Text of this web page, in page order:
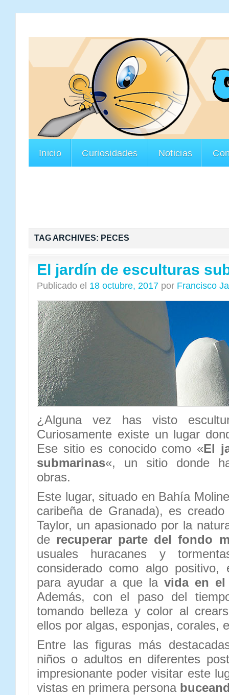
Inicio Curiosidades Noticias
TAG ARCHIVES: PECES
El jardín de esculturas
Publicado el 18 octubre, 2017 por Francisco
¿Alguna vez has visto
Curiosamente existe un lugar
Ese sitio es conocido como «El
submarinas«, un sitio donde
obras.
Este lugar, situado en Bahía
caribeña de Granada), es
Taylor, un apasionado por la
de recuperar parte del fondo
usuales huracanes y
considerado como algo
para ayudar a que lavida en el
Además, con el paso del
tomando belleza y color al
ellos por algas, esponjas, corales,
Entre las figuras más
niños o adultos en diferentes
impresionante poder visitar este
vistas en primera persona